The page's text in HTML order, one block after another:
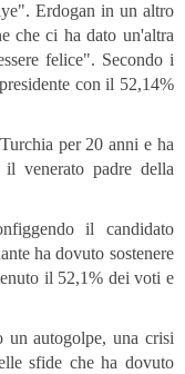
Erdogan in un altro
che ci ha dato un'altra
felice". Secondo i
con il 52,14%
per 20 anni e ha
venerato padre della
il candidato
ha dovuto sostenere
il 52,1% dei voti e
un autogolpe, una crisi
sfide che ha dovuto